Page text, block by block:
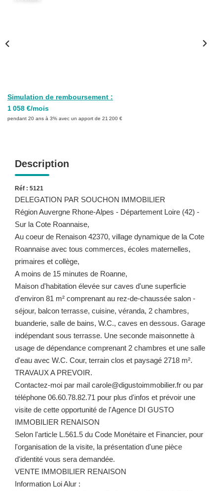
Simulation de remboursement :
1 058 €/mois
pendant 20 ans à 3% avec un apport de 21 200 €
Description
Réf : 5121
DELEGATION PAR SOUCHON IMMOBILIER
Région Auvergne Rhone-Alpes - Département Loire (42) -
Sur la Cote Roannaise,
Au coeur de Renaison 42370, village dynamique de la Cote
Roannaise avec tous commerces, écoles maternelles,
primaires et collège,
A moins de 15 minutes de Roanne,
Maison d'habitation élevée sur caves d'une superficie
d'environ 81 m² comprenant au rez-de-chaussée salon -
séjour, balcon terrasse, cuisine, véranda, 2 chambres,
buanderie, salle de bains, W.C., caves en dessous. Garage
indépendant sous terrasse. Une seconde maisonnette à
usage de dépendance comprenant 2 chambres et une salle
d'eau avec W.C. Cour, terrain clos et paysagé 2718 m².
TRAVAUX A PREVOIR.
Contactez-moi par mail carole@digustoimmobilier.fr ou par
téléphone 06.60.78.82.71 pour plus d'infos et prévoir une
visite de cette opportunité de l'Agence DI GUSTO
IMMOBILIER RENAISON
Selon l'article L.561.5 du Code Monétaire et Financier, pour
l'organisation de la visite, la présentation d'une pièce
d'identité vous sera demandée.
VENTE IMMOBILIER RENAISON
Information Loi Alur :